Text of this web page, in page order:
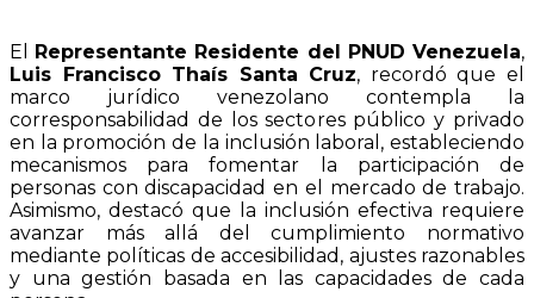
El Representante Residente del PNUD Venezuela,
Luis Francisco Thaís Santa Cruz, recordó que el
marco jurídico venezolano contempla la
corresponsabilidad de los sectores público y privado
en la promoción de la inclusión laboral, estableciendo
mecanismos para fomentar la participación de
personas con discapacidad en el mercado de trabajo.
Asimismo, destacó que la inclusión efectiva requiere
avanzar más allá del cumplimiento normativo
mediante políticas de accesibilidad, ajustes razonables
y una gestión basada en las capacidades de cada